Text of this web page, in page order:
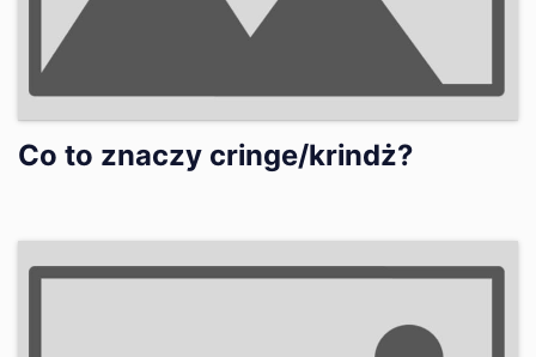
Co to znaczy cringe/krindż?